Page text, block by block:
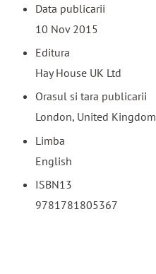
Data publicarii
10 Nov 2015
Editura
Hay House UK Ltd
Orasul si tara publicarii
London, United Kingdom
Limba
English
ISBN13
9781781805367